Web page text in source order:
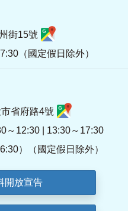
街15號
（國定假日除外）
省府路4號
～12:30 | 13:30～17:30
）（國定假日除外）
開放宣告